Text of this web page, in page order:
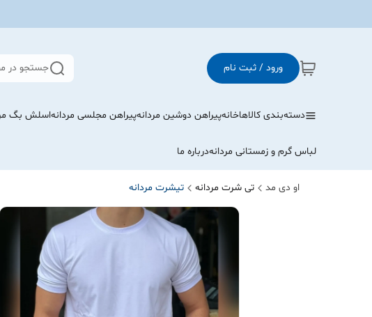
ورود / ثبت نام جستجو در
دسته‌بندی کالاهاخانهپیراهن دوشین مردانهپیراهن مجلسی مردانهاسلش بگ
لباس گرم و زمستانی مردانهدرباره ما
او دی مد تی شرت مردانه تیشرت مردانه